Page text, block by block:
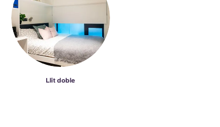
Llit doble